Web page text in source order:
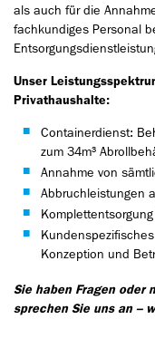
als auch für die
fachkundiges Personal
Unser
Privathaushalte:
Containerdienst:
zum 34m³
Annahme von
Abbruchleistungen
Konzeption und
Sie haben Fragen oder
sprechen Sie uns an –